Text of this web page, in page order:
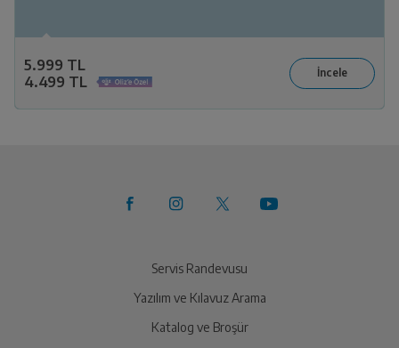
5.999 TL
4.499 TL
Servis Randevusu
Yazılım ve Kılavuz Arama
Katalog ve Broşür